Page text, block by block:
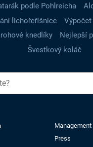
podle Pohlreicha
lichořeřišnice
knedlíky
Nejlepší
Švestkový koláč
Management
Press